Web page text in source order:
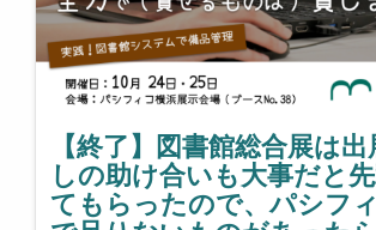
【終了】図書館総合展は出
しの助け合いも大事だと
てもらったので、パシフ